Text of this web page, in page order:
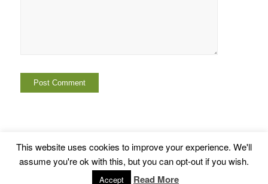
© Copyright -Euskal Herriko Gay-Les Askapen Mugimendua- powered by
This website uses cookies to improve your experience. We'll
assume you're ok with this, but you can opt-out if you wish.
Accept Read More